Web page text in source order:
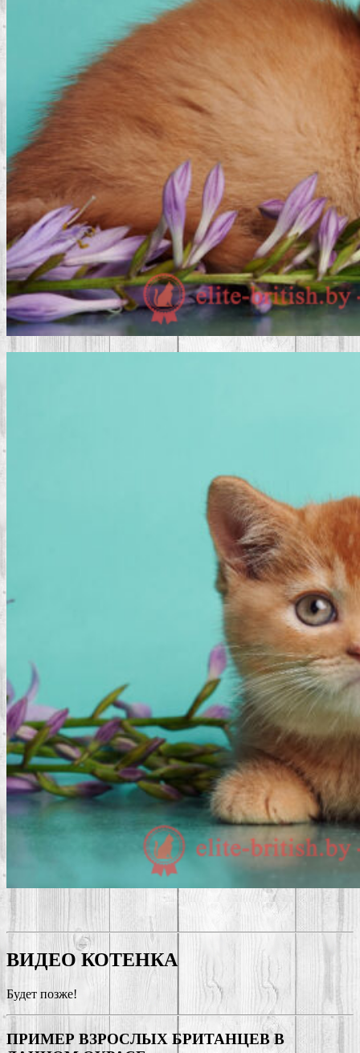
ВИДЕО КОТЕНКА
Будет позже!
ПРИМЕР ВЗРОСЛЫХ БРИТАНЦЕВ В